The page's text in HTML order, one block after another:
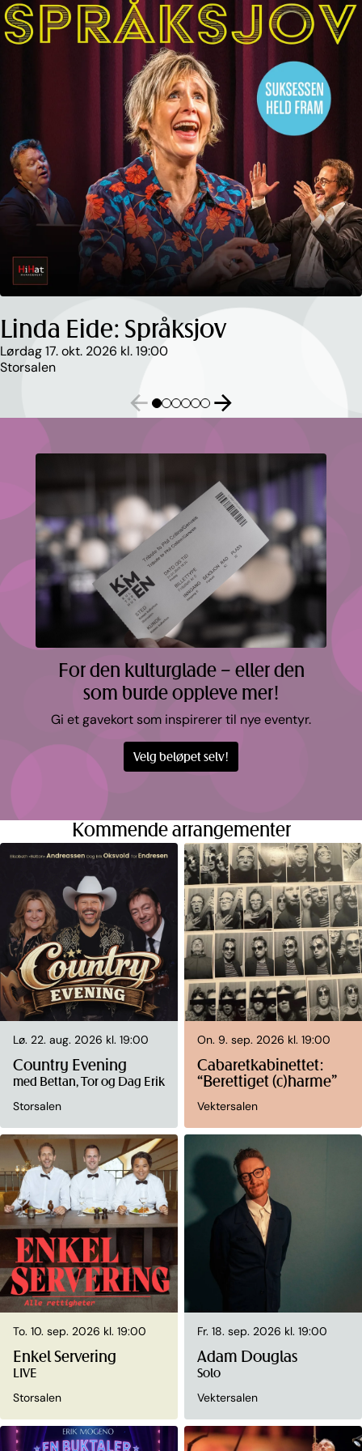
Hopp
til
innhold
Linda Eide: Språksjov
Lørdag 17. okt. 2026 kl. 19:00
Storsalen
For den kulturglade – eller den
som burde oppleve mer!
Gi et gavekort som inspirerer til nye eventyr.
Velg beløpet selv!
Kommende arrangementer
Lø. 22. aug. 2026 kl. 19:00
Country Evening
med Bettan, Tor og Dag Erik
Storsalen
On. 9. sep. 2026 kl. 19:00
Cabaretkabinettet:
“Berettiget (c)harme”
Vektersalen
To. 10. sep. 2026 kl. 19:00
Enkel Servering
LIVE
Storsalen
Fr. 18. sep. 2026 kl. 19:00
Adam Douglas
Solo
Vektersalen